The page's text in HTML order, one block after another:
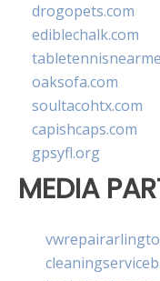
drogopets.com
ediblechalk.com
oaksofa.com
soultacohtx.com
capishcaps.com
gpsyfl.org
MEDIA